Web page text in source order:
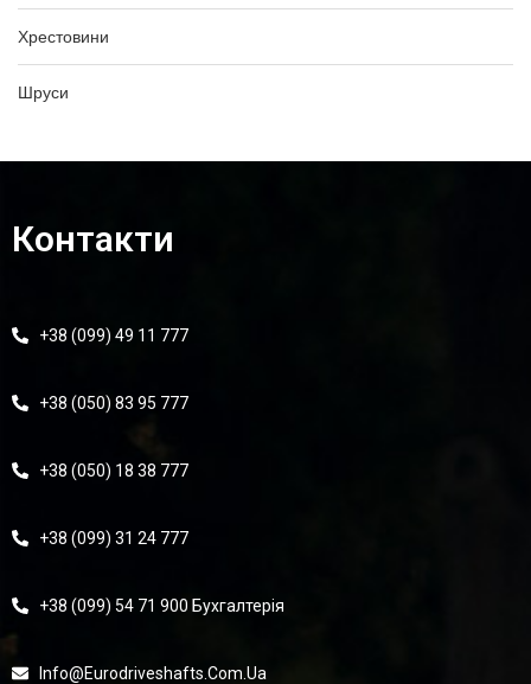
Хрестовини
Шруси
Контакти
+38 (099) 49 11 777
+38 (050) 83 95 777
+38 (050) 18 38 777
+38 (099) 31 24 777
+38 (099) 54 71 900 Бухгалтерія
Info@eurodriveshafts.com.ua